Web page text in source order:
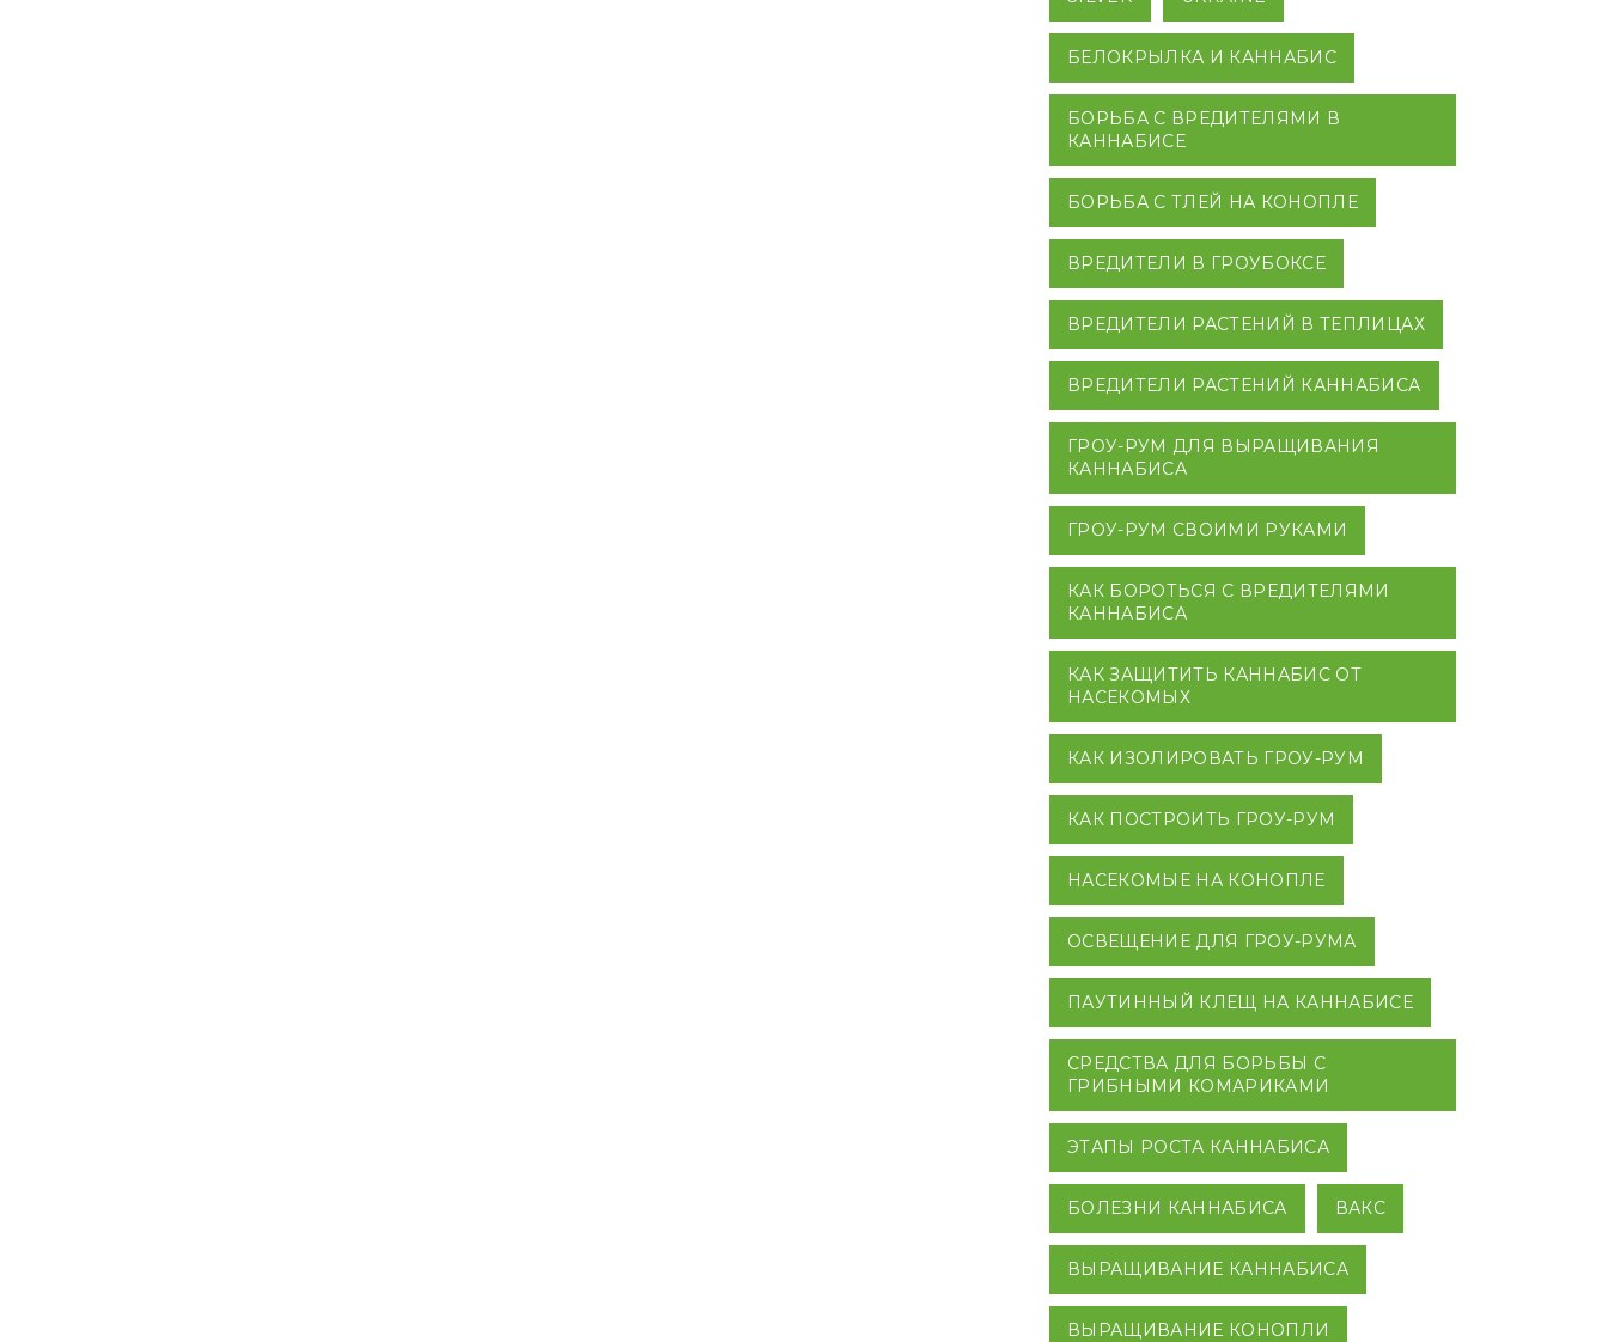
БЕЛОКРЫЛКА И КАННАБИС
БОРЬБА С ВРЕДИТЕЛЯМИ В
КАННАБИСЕ
БОРЬБА С ТЛЕЙ НА КОНОПЛЕ
ВРЕДИТЕЛИ В ГРОУБОКСЕ
ВРЕДИТЕЛИ РАСТЕНИЙ В ТЕПЛИЦАХ
ВРЕДИТЕЛИ РАСТЕНИЙ КАННАБИСА
ГРОУ-РУМ ДЛЯ ВЫРАЩИВАНИЯ
КАННАБИСА
ГРОУ-РУМ СВОИМИ РУКАМИ
КАК БОРОТЬСЯ С ВРЕДИТЕЛЯМИ
КАННАБИСА
КАК ЗАЩИТИТЬ КАННАБИС ОТ
НАСЕКОМЫХ
КАК ИЗОЛИРОВАТЬ ГРОУ-РУМ
КАК ПОСТРОИТЬ ГРОУ-РУМ
НАСЕКОМЫЕ НА КОНОПЛЕ
ОСВЕЩЕНИЕ ДЛЯ ГРОУ-РУМА
ПАУТИННЫЙ КЛЕЩ НА КАННАБИСЕ
СРЕДСТВА ДЛЯ БОРЬБЫ С
ГРИБНЫМИ КОМАРИКАМИ
ЭТАПЫ РОСТА КАННАБИСА
БОЛЕЗНИ КАННАБИСА ВАКС
ВЫРАЩИВАНИЕ КАННАБИСА
ВЫРАЩИВАНИЕ КОНОПЛИ